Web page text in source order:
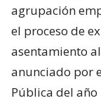
agrupación
el proceso de
asentamiento
anunciado por
Pública del año